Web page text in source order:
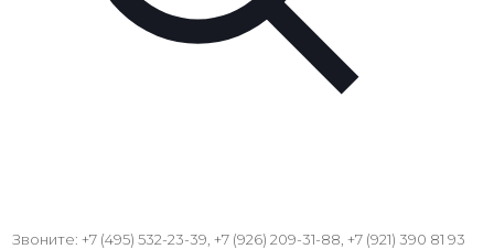
Звоните: +7 (495) 532-23-39, +7 (926) 209-31-88, +7 (921) 390 81 93